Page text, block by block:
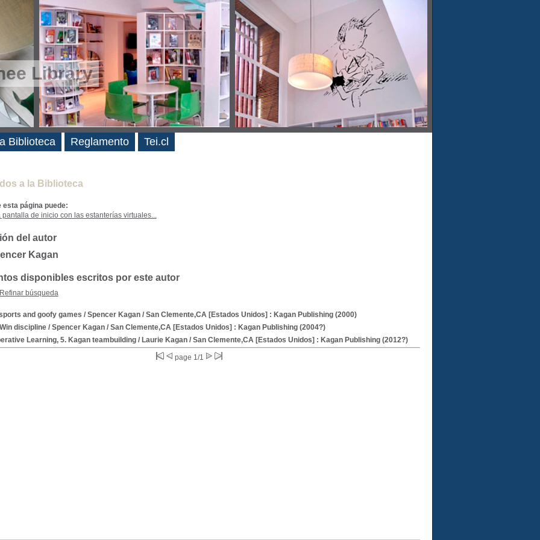
Library
a la Biblioteca
esta página puede:
pantalla de inicio con las estanterías virtuales...
del autor
Kagan
disponibles escritos por este autor
Refinar búsqueda
and goofy games / Spencer Kagan/ San Clemente,CA [Estados Unidos] : Kagan Publishing (2000)
discipline/ Spencer Kagan/ San Clemente,CA [Estados Unidos] : Kagan Publishing (2004?)
Learning, 5. Kagan teambuilding/ Laurie Kagan/ San Clemente,CA [Estados Unidos] : Kagan Publishing (2012?)
page 1/1
Biblioteca Reglamento Tei.cl